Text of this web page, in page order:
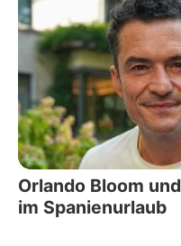
Orlando Bloom
im Spanienurlaub